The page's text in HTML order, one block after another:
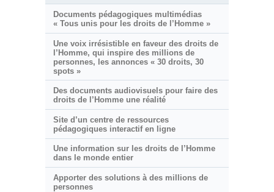
Documents pédagogiques multimédias
« Tous unis pour les droits de l’Homme »
Une voix irrésistible en faveur des droits de
l’Homme, qui inspire des millions de
personnes, les annonces « 30 droits, 30
spots »
Des documents audiovisuels pour faire des
droits de l’Homme une réalité
Site d’un centre de ressources
pédagogiques interactif en ligne
Une information sur les droits de l’Homme
dans le monde entier
Apporter des solutions à des millions de
personnes